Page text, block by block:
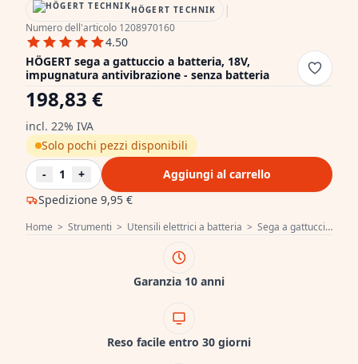
Home > Strumenti > Utensili elettrici a batteria > Sega a gattuccio a batteria
HÖGERT TECHNIK |
Numero dell'articolo 1208970160
4.50
HÖGERT sega a gattuccio a batteria, 18V,
impugnatura antivibrazione - senza batteria
198,83 €
incl. 22% IVA
Spedizione 9,95 €
Solo pochi pezzi disponibili
-
1 + Aggiungi al carrello
Garanzia 10 anni
Reso facile entro 30 giorni